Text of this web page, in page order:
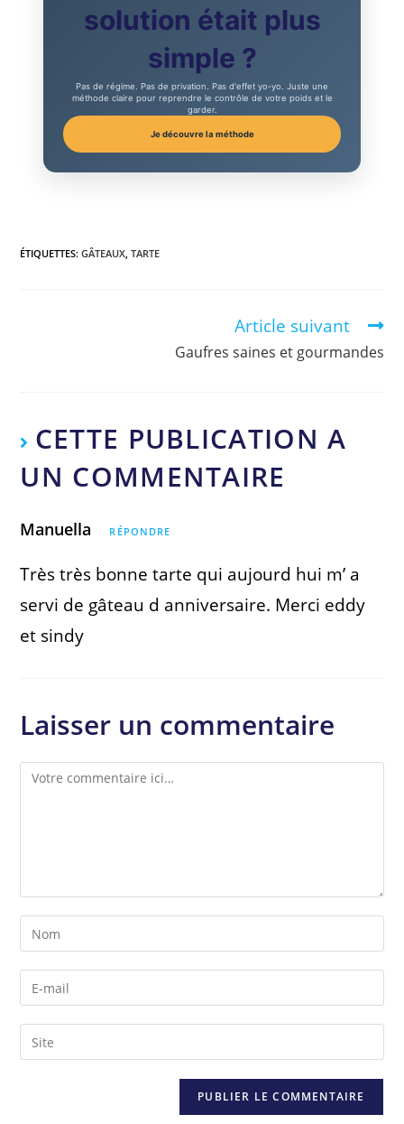
solution était plus
simple ?
Pas de régime. Pas de privation. Pas d'effet yo-yo. Juste une
méthode claire pour reprendre le contrôle de votre poids et le
garder.
Je découvre la méthode
ÉTIQUETTES:GÂTEAUX, TARTE
Article suivant
Gaufres saines et gourmandes
CETTE PUBLICATION A
UN COMMENTAIRE
Manuella RÉPONDRE
Très très bonne tarte qui aujourd hui m’ a
servi de gâteau d anniversaire. Merci eddy
et sindy
Laisser un commentaire